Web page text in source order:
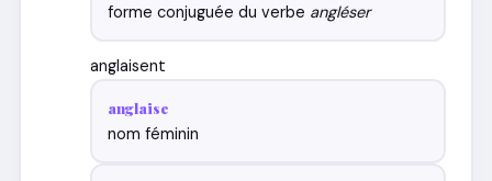
forme conjuguée du verbe angléser
anglaisent
anglaise
nom féminin